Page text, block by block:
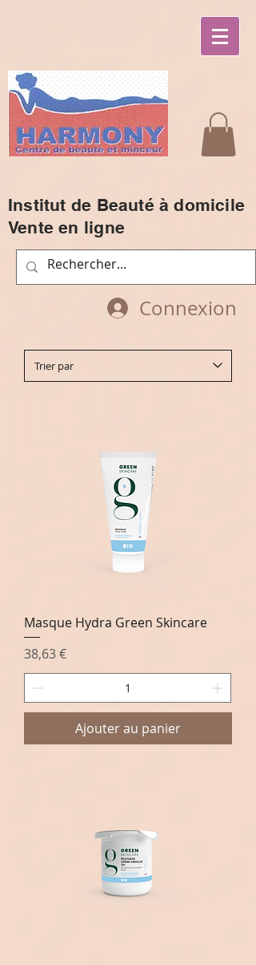
Institut de Beauté à domicile
Vente en ligne
Connexion
Masque Hydra Green Skincare
Prix
38,63 €
Ajouter au panier